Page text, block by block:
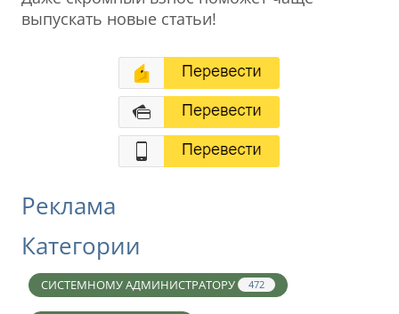
выпускать новые статьи!
Реклама
Категории
СИСТЕМНОМУ АДМИНИСТРАТОРУ 472